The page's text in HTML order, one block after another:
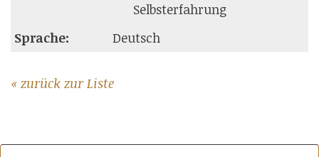
Selbsterfahrung
Sprache:
Deutsch
« zurück zur Liste